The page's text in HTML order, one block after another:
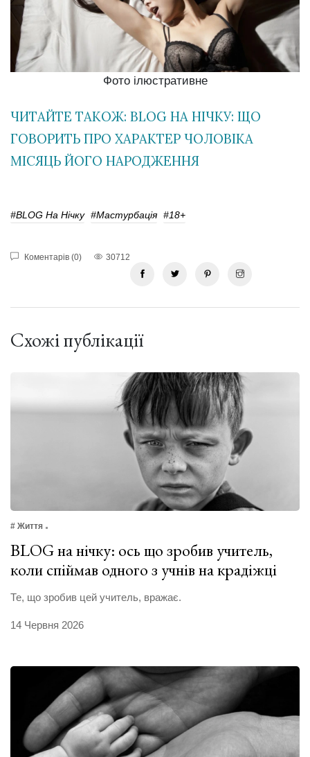
Фото ілюстративне
ЧИТАЙТЕ ТАКОЖ: BLOG НА НІЧКУ: ЩО
ГОВОРИТЬ ПРО ХАРАКТЕР ЧОЛОВІКА
МІСЯЦЬ ЙОГО НАРОДЖЕННЯ
#BLOG На Нічку #Мастурбація #18+
Коментарів (0) 30712
Схожі публікації
# Життя
BLOG на нічку: ось що зробив учитель,
коли спіймав одного з учнів на крадіжці
Те, що зробив цей учитель, вражає.
14 Червня 2026